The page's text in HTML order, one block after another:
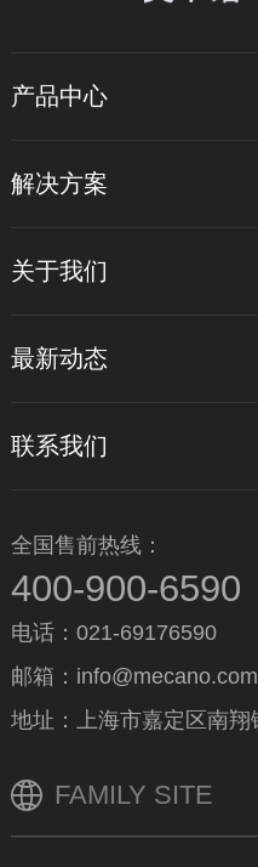
产品中心
解决方案
关于我们
最新动态
联系我们
全国售前热线：
400-900-6590
电话：021-69176590
邮箱：
地址：上海市嘉定区南
FAMILY SITE